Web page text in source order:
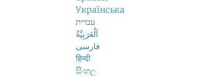
Українська
עברית
اَلْعَرَبِيَّةُ
فارسی
हिन्दी
සිංහල